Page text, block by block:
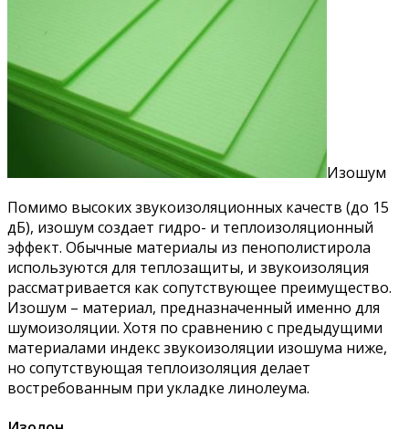
Изошум
Помимо высоких звукоизоляционных качеств (до 15
дБ), изошум создает гидро- и теплоизоляционный
эффект. Обычные материалы из пенополистирола
используются для теплозащиты, и звукоизоляция
рассматривается как сопутствующее преимущество.
Изошум – материал, предназначенный именно для
шумоизоляции. Хотя по сравнению с предыдущими
материалами индекс звукоизоляции изошума ниже,
но сопутствующая теплоизоляция делает
востребованным при укладке линолеума.